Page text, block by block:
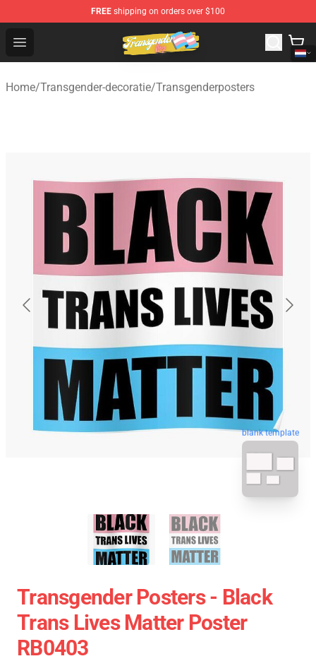
FREE shipping on orders over $100
Open menu
Transgender Flag Store - The Best Transgender Flag
Home/Transgender-decoratie/Transgenderposters
blank template
Transgender Posters - Black
Trans Lives Matter Poster
RB0403